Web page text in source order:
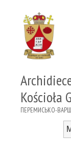
Kościoła
ПЕРЕМИСЬКО-